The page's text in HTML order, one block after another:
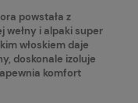
powstała z
wełny i alpaki super
włoskiem daje
doskonale izoluje
komfort